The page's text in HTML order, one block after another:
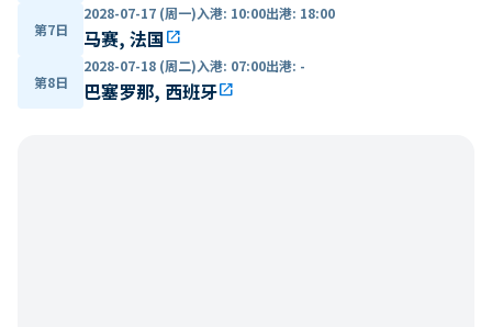
第7日
2028-07-17 (周一)入港: 10:00出港: 18:00
马赛, 法国open_in_new
第8日
2028-07-18 (周二)入港: 07:00出港: -
巴塞罗那, 西班牙open_in_new